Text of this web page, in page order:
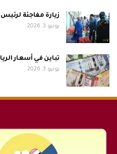
زيارة مفاجئة
يونيو 3, 2026
تباين في أسعار
يونيو 3, 2026